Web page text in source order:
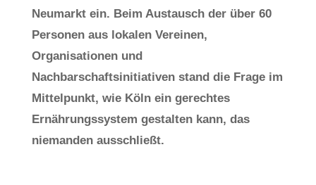
Neumarkt ein. Beim Austausch der über 60
Personen aus lokalen Vereinen,
Organisationen und
Nachbarschaftsinitiativen stand die Frage im
Mittelpunkt, wie Köln ein gerechtes
Ernährungssystem gestalten kann, das
niemanden ausschließt.